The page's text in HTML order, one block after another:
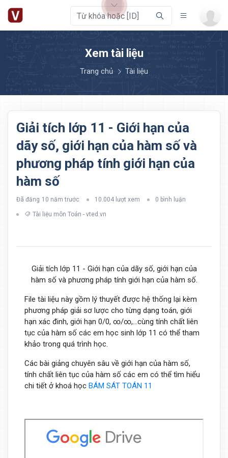
Xem tài liệu
Trang chủ Tài liệu
Giải tích lớp 11 - Giới hạn của
dãy số, giới hạn của hàm số và
phương pháp tính giới hạn của
hàm số
Đã đăng 10 năm trước 10.004 lượt xem 0 bình luận
Tài liệu môn Toán - vted.vn
Giải tích lớp 11 - Giới hạn của dãy số, giới hạn của
hàm số và phương pháp tính giới hạn của hàm số.
File tài liệu này gồm lý thuyết được hệ thống lại kèm
phương pháp giải sơ lược cho từng dạng toán, giới
hạn xác đinh, giới hạn 0/0, ∞/∞,...cùng tính chất liên
tục của hàm số các em học sinh lớp 11 có thể tham
khảo trong quá trình học.
Các bài giảng chuyên sâu về giới hạn của hàm số,
tính chất liên tục của hàm số các em có thể tìm hiểu
chi tiết ở khoá học BÁM SÁT TOÁN 11